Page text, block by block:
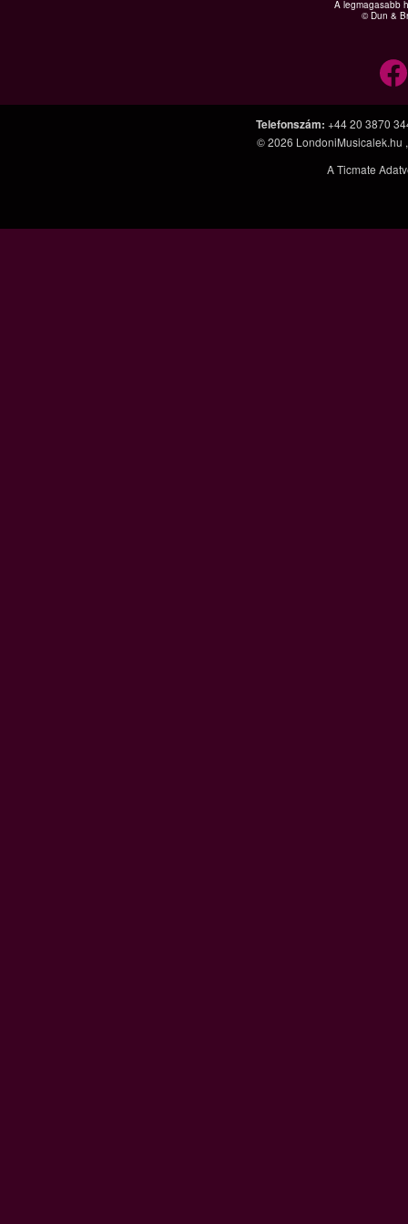
A legmagasabb
© Dun &
Telefonszám: +44 20 3870
© 2026 LondoniMusicalek.hu
A Ticmate